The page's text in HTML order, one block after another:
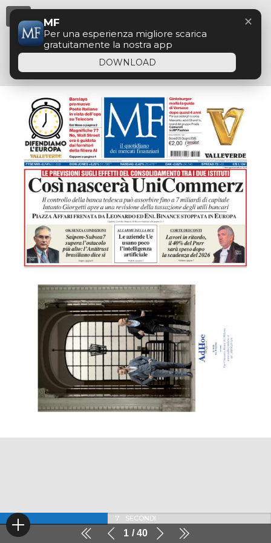
1 40
6 SECONDI
MF
Per una esperienza migliore scarica
gratuitamente la nostra app
DOWNLOAD
✕
Menu